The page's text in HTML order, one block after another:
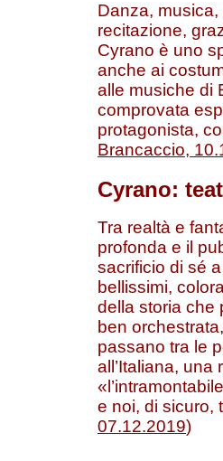
Danza,
recitazione,
Cyrano è uno
anche ai
alle musiche di
comprovata
protagonista,
Brancaccio,
Cyrano:
Tra realtà e
profonda e il
sacrificio di sé
bellissimi,
della storia che
ben
passano tra le
all’Italiana,
e noi, di sicuro,
07.12.2019)